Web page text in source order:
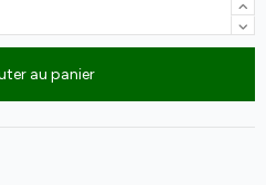
au panier